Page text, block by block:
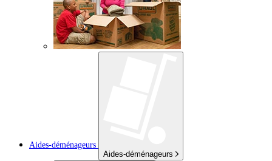
Aides-déménageurs
Aides-déménageurs